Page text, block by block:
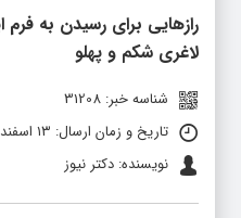
رازهایی برای رسیدن به
لاغری شکم و پهلو
شناسه خبر: 31208
تاریخ و زمان ارسال: ۱۳ اسفند ۱۴۰۲ ساعت ۱۲:۲۵
نویسنده: دکتر نیوز